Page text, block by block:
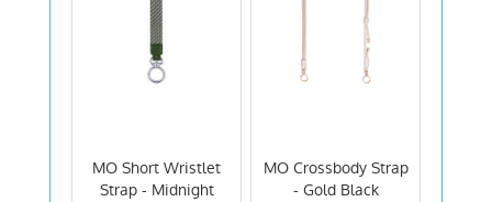
MO Crossbody Strap
- Gold Black
MO Short Wristlet
Strap - Midnight